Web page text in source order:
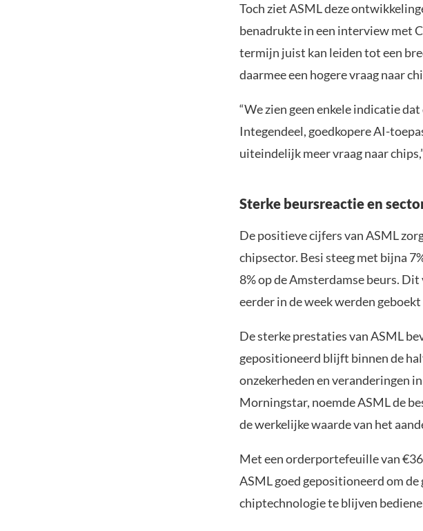
Toch ziet ASML deze
benadrukte in een interview met
termijn juist kan leiden tot een
daarmee een hogere vraag naar
“We zien geen enkele indicatie
Integendeel, goedkopere AI-
uiteindelijk meer vraag naar
Sterke beursreactie en
De positieve cijfers van ASML
chipsector. Besi steeg met bijna
8% op de Amsterdamse beurs.
eerder in de week werden
De sterke prestaties van ASML
gepositioneerd blijft binnen de
onzekerheden en veranderingen
Morningstar, noemde ASML de
de werkelijke waarde van het
Met een orderportefeuille van
ASML goed gepositioneerd om
chiptechnologie te blijven